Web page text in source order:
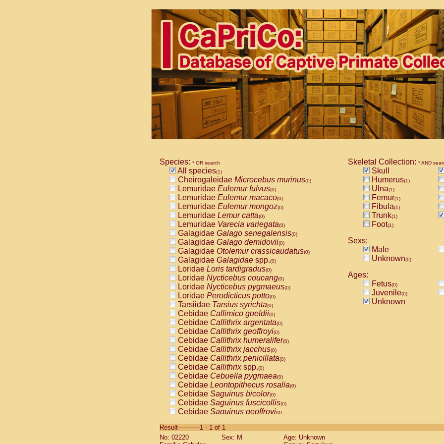
Species: * OR search
All species(1)
Cheirogaleidae Microcebus murinus(0)
Lemuridae Eulemur fulvus(0)
Lemuridae Eulemur macaco(0)
Lemuridae Eulemur mongoz(0)
Lemuridae Lemur catta(0)
Lemuridae Varecia variegata(0)
Galagidae Galago senegalensis(0)
Galagidae Galago demidovii(0)
Galagidae Otolemur crassicaudatus(0)
Galagidae Galagidae spp.(0)
Loridae Loris tardigradus(0)
Loridae Nycticebus coucang(0)
Loridae Nycticebus pygmaeus(0)
Loridae Perodicticus potto(0)
Tarsiidae Tarsius syrichta(0)
Cebidae Callimico goeldii(0)
Cebidae Callithrix argentata(0)
Cebidae Callithrix geoffroyi(0)
Cebidae Callithrix humeralifer(0)
Cebidae Callithrix jacchus(0)
Cebidae Callithrix penicillata(0)
Cebidae Callithrixspp.(0)
Cebidae Cebuella pygmaea(0)
Cebidae Leontopithecus rosalia(0)
Cebidae Saguinus bicolor(0)
Cebidae Saguinus fuscicollis(0)
Cebidae Saguinus geoffroyi(0)
CebidaeSaguinus labiatus(0)
Cebidae Saguinus leucopus (0)
Skeletal Collection: * AND
Skull
Humerus(1)
Ulna(1)
Femur(1)
Fibula(1)
Trunk(1)
Foot(1)
Sexs:
Male
Unknown(0)
Ages:
Fetus(0)
Juvenile(0)
Unknown
Result-----------1 - 1 of 1
No: 02220
Sex: M
Age: Unknown